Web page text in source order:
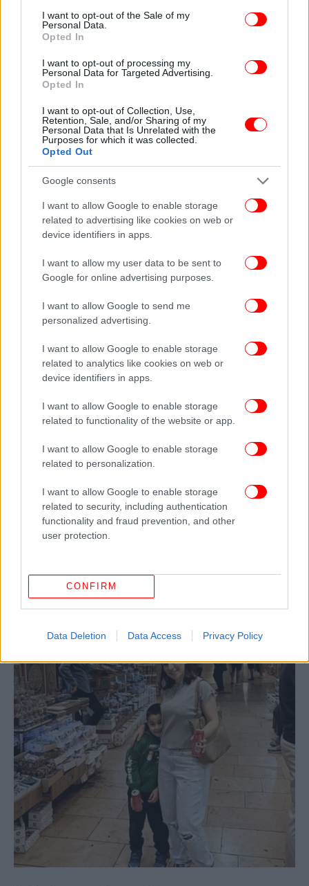
consent section.
I want to opt-out of the Sale of my
Personal Data.
Opted In
I want to opt-out of processing my
Personal Data for Targeted Advertising.
Opted In
I want to opt-out of Collection, Use,
Retention, Sale, and/or Sharing of my
Personal Data that Is Unrelated with the
Purposes for which it was collected.
Opted Out
Google consents
I want to allow Google to enable storage
related to advertising like cookies on web or
device identifiers in apps.
I want to allow my user data to be sent to
Google for online advertising purposes.
I want to allow Google to send me
personalized advertising.
I want to allow Google to enable storage
related to analytics like cookies on web or
device identifiers in apps.
I want to allow Google to enable storage
related to functionality of the website or app.
I want to allow Google to enable storage
related to personalization.
I want to allow Google to enable storage
related to security, including authentication
functionality and fraud prevention, and other
user protection.
CONFIRM
Data Deletion Data Access Privacy Policy
Χημική μηχανικός αναφέρθηκε στα μέτρα που
πρέπει να ληφθούν μετά την απεντόμωση με τα
συγκεκριμένα χημικά: «Το κτίριο πρέπει να είναι
εντελώς άδειο. Πρέπει να καλυφθεί με στεγανή
νάιλον τέντα και οι πλευρές να σφραγιστούν με
σακιά άμμου. Η διαδικασία εξοντώνει κάθε
να περάσει ακόμα και από τοίχους που δεν είναι
καλά σφραγισμένοι. Διαχέεται γρήγορα μέσω